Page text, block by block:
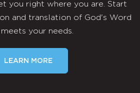
you right where you are. Start
and translation of God's Word
your needs.
LEARN MORE